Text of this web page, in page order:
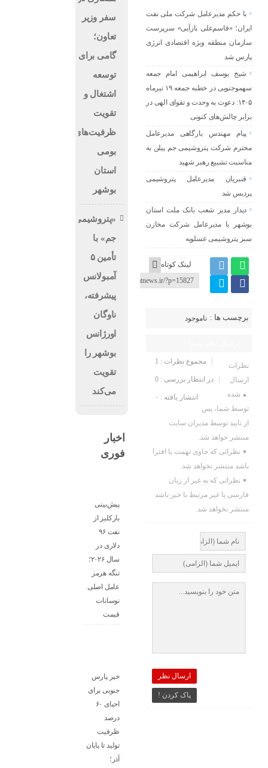
با حکم مدیرعامل شرکت ملی نفت
ایران؛ «قاسم‌علی بازآیی» سرپرست
سازمان منطقه ویژه اقتصادی انرژی
پارس شد
شیخ یوسف ابراهیمی امام جمعه
سهموجنوبی در خطبه جمعه ۱۹ تیرماه
۱۴۰۵: دعوت به وحدت و تقوای الهی در
برابر چالش‌های کنونی
پیام‌ مهندس بارگاهی مدیرعامل
محترم شرکت پتروشیمی جم پیلن به
مناسبت تشییع رهبر شهید
قنبریان مدیرعامل پتروشیمی
پردیس شد
دیدار مدیر شعب بانک ملت استان
بوشهر با مدیرعامل شرکت مخازن
سبز پتروشیمی عسلویه
لینک کوتاه
برچسب ها : ناموجود
مجموع نظرات : 1
در انتظار بررسی : 0
انتشار یافته : ۰
نظرات
ارسال
شده
توسط شما، پس
از تایید توسط مدیران سایت
منتشر خواهد شد.
نظراتی که حاوی تهمت یا افترا
باشد منتشر نخواهد شد.
نظراتی که به غیر از زبان
فارسی یا غیر مرتبط با خبر باشد
منتشر نخواهد شد.
ارسال نظر
پاک کردن !
سفر وزیر
تعاون؛
گامی برای
توسعه
اشتغال و
تقویت
ظرفیت‌های
بومی
استان
بوشهر
«پتروشیمی
جم» با
تأمین ۵
آمبولانس
پیشرفته،
ناوگان
اورژانس
بوشهر را
تقویت
می‌کند
اخبار
فوری
پیش‌بینی
بارکلیز از
نفت ۹۶
دلاری در
سال ۲۰۲۶؛
تنگه هرمز
عامل اصلی
نوسانات
قیمت
خیز پارس
جنوبی برای
احیای ۶۰
درصد
ظرفیت
تولید تا پایان
آذر؛